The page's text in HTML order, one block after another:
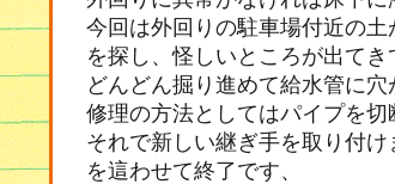
今回は外回りの駐車場付近の
を探し、怪しいところが出て
どんどん掘り進めて給水管に
修理の方法としてはパイプを
それで新しい継ぎ手を取り付
を這わせて終了です、